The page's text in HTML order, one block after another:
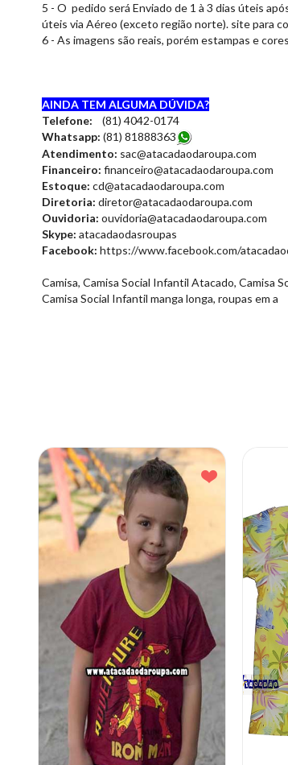
5 - O pedido será Enviado de 1 à 3 dias úteis
úteis via Aéreo (exceto região norte). site para
6 - As imagens são reais, porém estampas e
AINDA TEM ALGUMA DÚVIDA?
Telefone: (81) 4042-0174
Whatsapp: (81) 81888363
Atendimento: sac@atacadaodaroupa.com
Financeiro: financeiro@atacadaodaroupa.com
Estoque: cd@atacadaodaroupa.com
Diretoria: diretor@atacadaodaroupa.com
Ouvidoria: ouvidoria@atacadaodaroupa.com
Skype: atacadaodasroupas
Facebook: https://www.facebook.com/
Camisa, Camisa Social Infantil Atacado, Camisa
Camisa Social Infantil manga longa, roupas em a